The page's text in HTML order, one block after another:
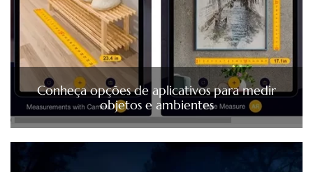
Conheça opções de aplicativos para medir
objetos e ambientes